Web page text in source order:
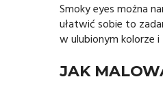
Smoky eyes można
ułatwić sobie to
w ulubionym kolorze
JAK